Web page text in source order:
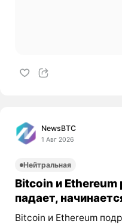
NewsBTC
1 Авг 2026
Нейтральная
Bitcoin и
падает,
Bitcoin и Ethereum